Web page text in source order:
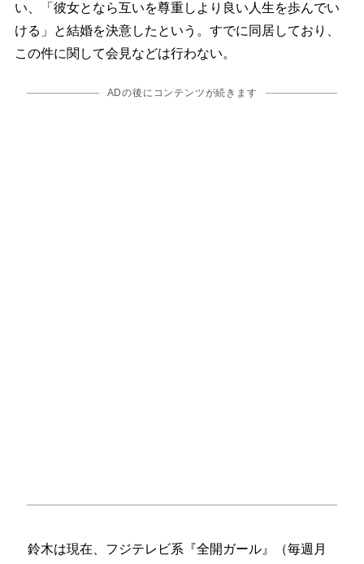
い、「彼女となら互いを尊重しより良い人生を歩んでい
ける」と結婚を決意したという。すでに同居しており、
この件に関して会見などは行わない。
ADの後にコンテンツが続きます
鈴木は現在、フジテレビ系『全開ガール』（毎週月